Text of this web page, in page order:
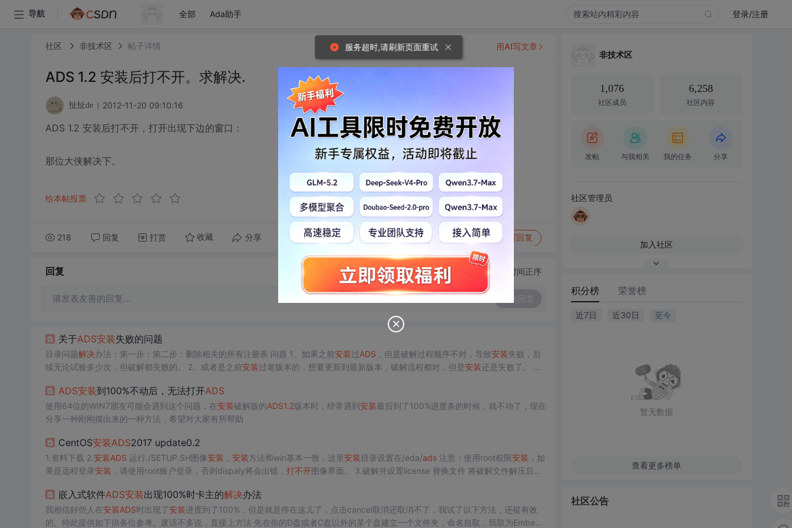
导航 全部 Ada助手 登录/注册
社区 非技术区 帖子详情
ADS 1.2 安装后打不开。求解决.
扯扯de 2012-11-20 09:10:16
ADS 1.2 安装后打不开，打开出现下边的窗口：
那位大侠解决下。
给本帖投票
218 回复 打赏 收藏 分享 转发到动态 举报 写回复
用AI写文章
回复 切换为时间正序
请发表友善的回复…
关于ADS安装失败的问题
目录问题解决办法：第一步：第二步：删除相关的所有注册表 问题 1、如果之前安装过ADS ，但是破解过程顺序不对，导致安装失败，后
续无论试验多少次，但破解都失败的。 2、或者是之前安装过老版本的，想要更新到最新版本，破解流程都对，但是安装还是失败了。
解
除干净。注意！是全部，否则还是会出现 安装不成功的现象。 对于目前的WIN7系统，最高
步，洁仔就
ADS安装到100%不动后，无法打开ADS
使用64位的WIN7朋友可能会遇到这个问题，在安装破解版的ADS1.2版本时，经常遇到安装最后到了100%进度条的时候，就不动了，现在
分享一种刚刚摸出来的一种方法，希望对大家有所帮助
CentOS安装ADS2017 update0.2
1.资料下载 2. 安装ADS 运行./SETUP.SH图像安装 ， 安装方法和win基本一致，这里安装目录设置在/eda/ads 注意：使用root权限安装 ，如
果是远程登录安装 ，请使用root账户登录，否则dispaly将会出错， 打不开图像界面。 3.破解并设置license 替换文件 将破解文件解压后的li
嵌入式软件ADS安装出现100%时卡主的解决办法
我相信好些人在安装ADS时出现了安装进度到了100%，但是就是停在这儿了，点击cancel取消还取消不了，我试了以下方法，还挺有效
的。特此提供如下供各位参考。废话不多说，直接上方法 先在你的D盘或者C盘以外的某个盘建立一个文件夹，命名自取，我取为Embedd
非技术区
1,076
社区成员
6,258
社区内容
发帖 与我相关 我的任务 分享
社区管理员
加入社区
积分榜 荣誉榜
近7日 近30日 至今
暂无数据
查看更多榜单
社区公告
服务超时,请刷新页面重试